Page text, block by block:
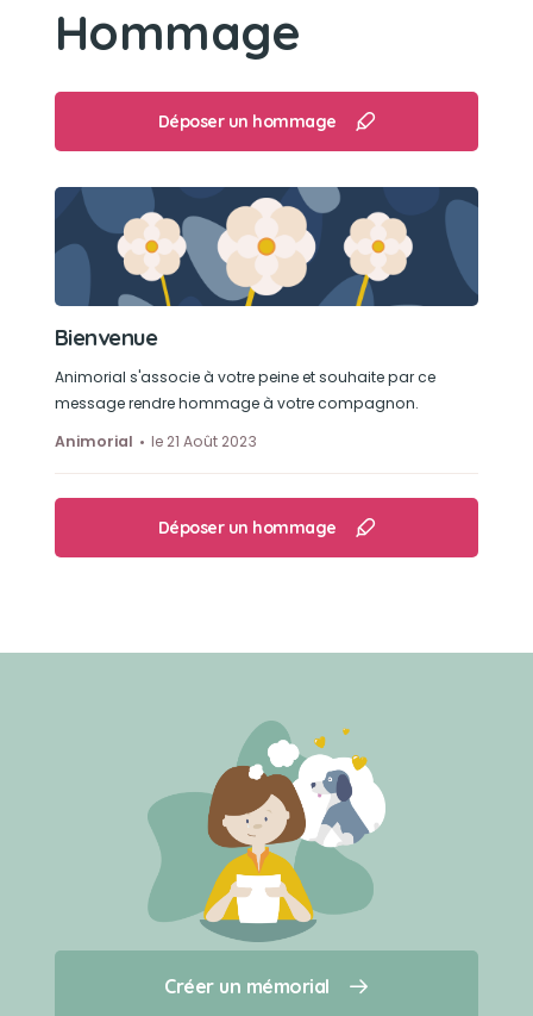
Créer un mémorial
Qui sommes-nous ?
Joueur câlin gentil sociable et malin 🥰
Son jouet préféré
Son loisir préféré
Dormir 😅 Jouer avec sa balle kinder
Se cacher sous la couette
Un coucou dans les toilettes
Jouer avc Mowgli
Aller sur le balcon
Hommage
Déposer un hommage
Bienvenue
Animorial s'associe à votre peine et souhaite par ce
message rendre hommage à votre compagnon.
Animorial
le 21 Août 2023
Déposer un hommage
Créer un mémorial